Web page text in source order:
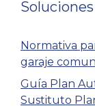
Normativa
garaje
Guía Plan
Sustituto